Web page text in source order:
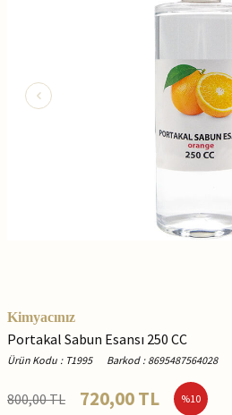
Kimyacınız
Portakal Sabun Esansı 250 CC
Ürün Kodu : T1995 Barkod : 8695487564028
800,00TL 720,00TL %10